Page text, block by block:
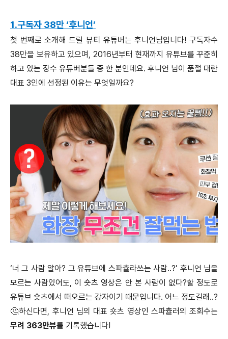
1.구독자 38만 ‘후니언’
첫 번째로 소개해 드릴 뷰티 유튜버는 후니언님입니다! 구독자수
38만을 보유하고 있으며, 2016년부터 현재까지 유튜브를 꾸준히
하고 있는 장수 유튜버분들 중 한 분인데요. 후니언 님이 품절 대란
대표 3인에 선정된 이유는 무엇일까요?
‘너 그 사람 알아? 그 유튜브에 스파츌라쓰는 사람..?’ 후니언 님을
모르는 사람있어도, 이 숏츠 영상은 안 본 사람이 없다?할 정도로
유튜브 숏츠에서 떠오르는 강자이기 때문입니다. 어느 정도길래..?
🤔하신다면, 후니언 님의 대표 숏츠 영상인 스파츌러의 조회수는
무려 363만뷰를 기록했습니다!